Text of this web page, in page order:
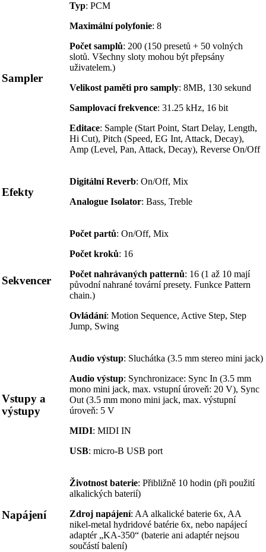
Sampler
Typ: PCM
Maximální polyfonie: 8
Počet samplů: 200 (150 presetů + 50 volných
slotů. Všechny sloty mohou být přepsány
uživatelem.)
Velikost paměti pro samply: 8MB, 130 sekund
Samplovací frekvence: 31.25 kHz, 16 bit
Editace: Sample (Start Point, Start Delay, Length,
Hi Cut), Pitch (Speed, EG Int, Attack, Decay),
Amp (Level, Pan, Attack, Decay), Reverse On/Off
Efekty
Digitální Reverb: On/Off, Mix
Analogue Isolator: Bass, Treble
Sekvencer
Počet partů: On/Off, Mix
Počet kroků: 16
Počet nahrávaných patternů: 16 (1 až 10 mají
původní nahrané tovární presety. Funkce Pattern
chain.)
Ovládání: Motion Sequence, Active Step, Step
Jump, Swing
Vstupy a
výstupy
Audio výstup: Sluchátka (3.5 mm stereo mini jack)
Audio výstup: Synchronizace: Sync In (3.5 mm
mono mini jack, max. vstupní úroveň: 20 V), Sync
Out (3.5 mm mono mini jack, max. výstupní
úroveň: 5 V
MIDI: MIDI IN
USB: micro-B USB port
Napájení
Životnost baterie: Přibližně 10 hodin (při použití
alkalických baterií)
Zdroj napájení: AA alkalické baterie 6x, AA
nikel-metal hydridové batérie 6x, nebo napájecí
adaptér „KA-350“ (baterie ani adaptér nejsou
součástí balení)